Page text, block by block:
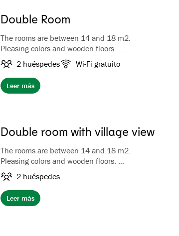
Double Room
The rooms are between 14 and 18 m2.
Pleasing colors and wooden floors.
Private bathroom and shower, free WiFi in all rooms.
Breakfast is included.
2 huéspedes Wi-Fi gratuito
Leer más
Double room with village view
The rooms are between 14 and 18 m2.
Pleasing colors and wooden floors.
Private bathroom and shower, free WiFi in all rooms.
View towards the town.
2 huéspedes
Leer más